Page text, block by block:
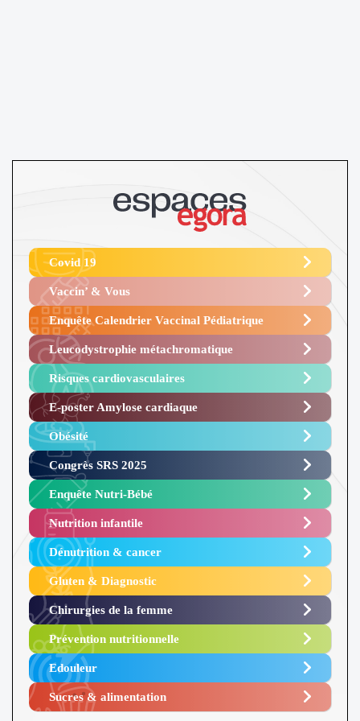
Covid 19
Vaccin’ & Vous
Enquête Calendrier Vaccinal Pédiatrique
Leucodystrophie métachromatique
Risques cardiovasculaires
E-poster Amylose cardiaque ​
Obésité ​
Congrès SRS 2025 ​
Enquête Nutri-Bébé ​
Nutrition infantile
Dénutrition & cancer
Gluten & Diagnostic
Chirurgies de la femme
Prévention nutritionnelle
Edouleur​
Sucres & alimentation​